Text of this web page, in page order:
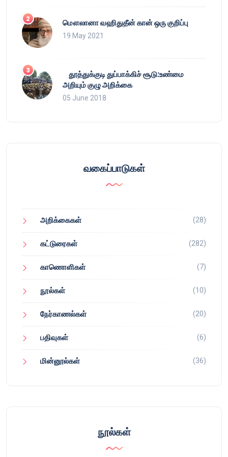
மௌலானா வஹிதுதீன் கான் ஒரு குறிப்பு
19 May 2021
தூத்துக்குடி துப்பாக்கிச் சூடு:உண்மை
அறியும் குழு அறிக்கை
05 June 2018
வகைப்பாடுகள்
அறிக்கைகள் (28)
கட்டுரைகள் (282)
காணொளிகள் (7)
நூல்கள் (10)
நேர்காணல்கள் (20)
பதிவுகள் (6)
மின்னூல்கள் (36)
நூல்கள்